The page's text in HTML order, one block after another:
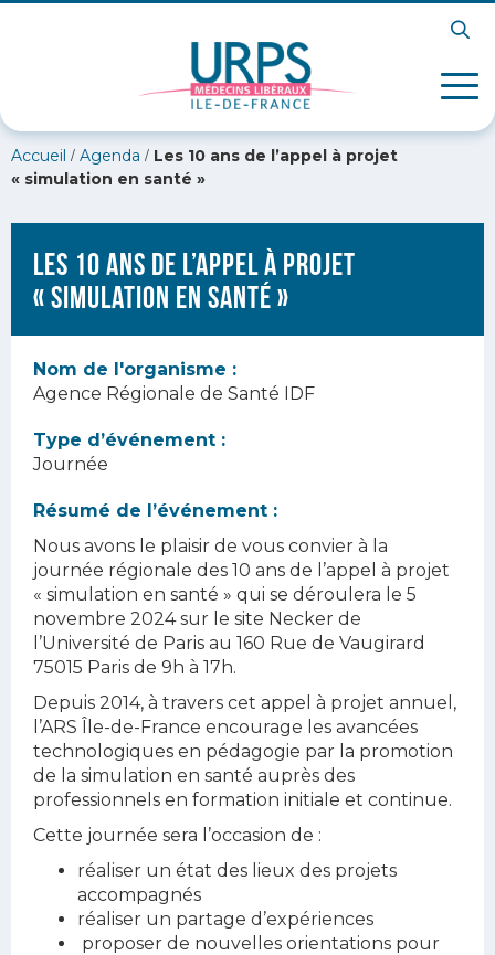
Accueil / Agenda / Les 10 ans de l’appel à projet
« simulation en santé »
Les 10 ans de l’appel à projet
« simulation en santé »
Nom de l'organisme :
Agence Régionale de Santé IDF
Type d’événement :
Journée
Résumé de l’événement :
Nous avons le plaisir de vous convier à la
journée régionale des 10 ans de l’appel à projet
« simulation en santé » qui se déroulera le 5
novembre 2024 sur le site Necker de
l’Université de Paris au 160 Rue de Vaugirard
75015 Paris de 9h à 17h.
Depuis 2014, à travers cet appel à projet annuel,
l’ARS Île-de-France encourage les avancées
technologiques en pédagogie par la promotion
de la simulation en santé auprès des
professionnels en formation initiale et continue.
Cette journée sera l’occasion de :
réaliser un état des lieux des projets
accompagnés
réaliser un partage d’expériences
proposer de nouvelles orientations pour